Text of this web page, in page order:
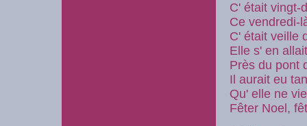
C' était vingt-
Ce vendredi-
C' était veille
Elle s' en
Près du pont
Il aurait eu
Qu' elle ne
Fêter Noel,